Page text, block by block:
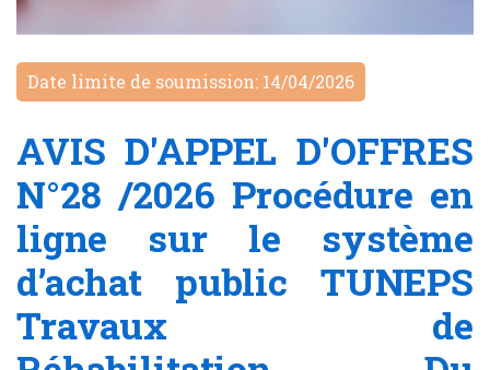
Date limite de soumission: 14/04/2026
AVIS D'APPEL D'OFFRES
N°28 /2026 Procédure en
ligne sur le système
d’achat public TUNEPS
Travaux de